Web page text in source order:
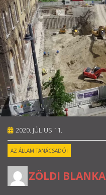
AZ ORBÁN CSALÁD ÜZLETEI
OFFSHORE TITKOK
RÓLUNK
ALAPELVEK
CSAPAT
MŰKÖDÉS
TÁMOGATÁS
1%
2020. JÚLIUS 11.
AZ ÁLLAM TANÁCSADÓI
ZÖLDI BLANKA